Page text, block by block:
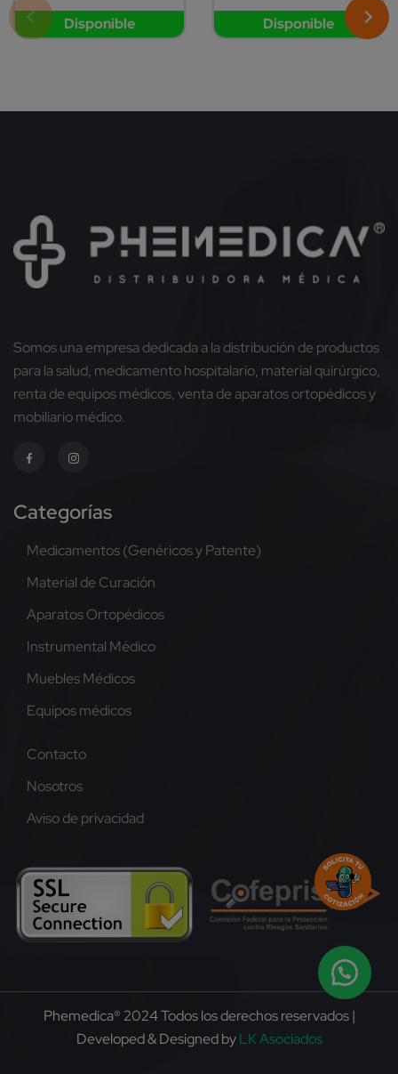
Disponible Disponible
Somos una empresa dedicada a la distribución de productos
para la salud, medicamento hospitalario, material quirúrgico,
renta de equipos médicos, venta de aparatos ortopédicos y
mobiliario médico.
Categorías
Medicamentos (Genéricos y Patente)
Material de Curación
Aparatos Ortopédicos
Instrumental Médico
Muebles Médicos
Equipos médicos
Contacto
Nosotros
Aviso de privacidad
Phemedica® 2024 Todos los derechos reservados |
Developed & Designed byLK Asociados